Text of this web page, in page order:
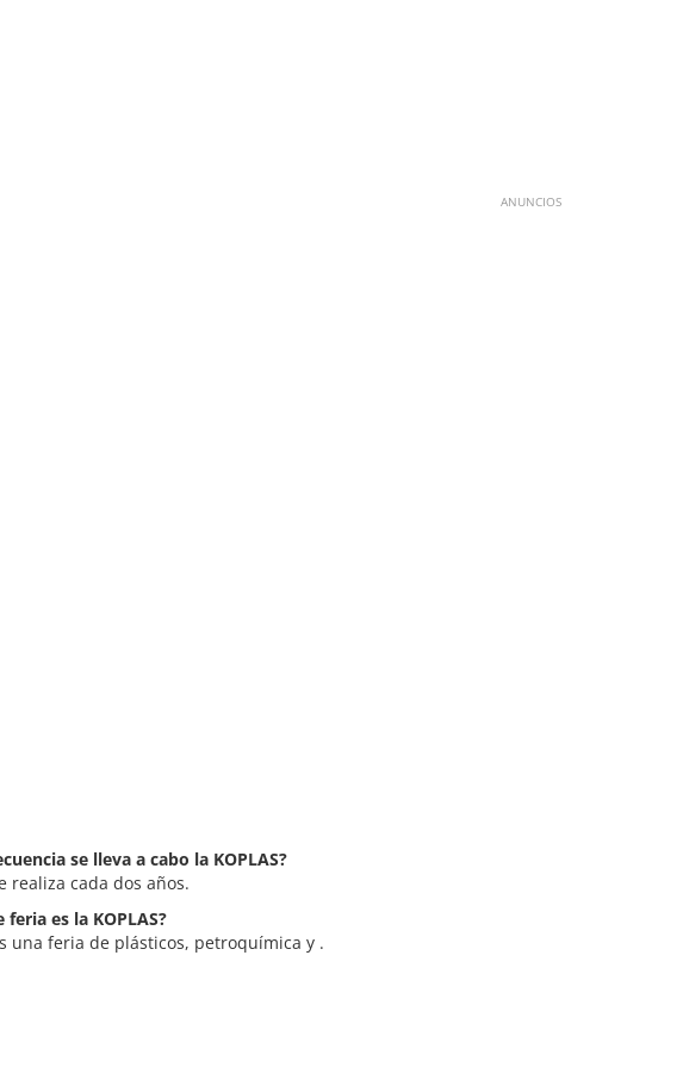
ANUNCIOS
se lleva a cabo la KOPLAS?
realiza cada dos años.
es la KOPLAS?
una feria de plásticos, petroquímica y .